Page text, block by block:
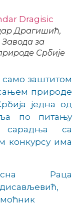
Драгишић,
за
Србије
само заштитом
природе
једна од
по питању
сарадња са
конкурсу има
Раца